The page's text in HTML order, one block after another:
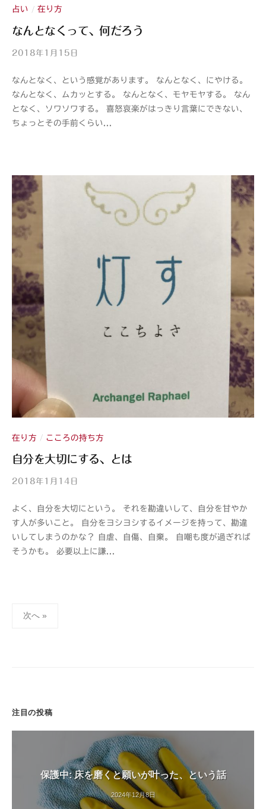
占い / 在り方
なんとなくって、何だろう
2018年1月15日
山
紫
s
a
なんとなく、という感覚があります。 なんとなく、にやける。
なんとなく、ムカッとする。 なんとなく、モヤモヤする。 なん
となく、ソワソワする。 喜怒哀楽がはっきり言葉にできない、
ちょっとその手前くらい...
在り方 / こころの持ち方
自分を大切にする、とは
2018年1月14日
山
紫
s
a
よく、自分を大切にという。 それを勘違いして、自分を甘やか
す人が多いこと。 自分をヨシヨシするイメージを持って、勘違
いしてしまうのかな？ 自虐、自傷、自棄。 自嘲も度が過ぎれば
そうかも。 必要以上に謙...
送
次へ »
注目の投稿
保護中: 床を磨くと願いが叶った、という話
2024年12月8日